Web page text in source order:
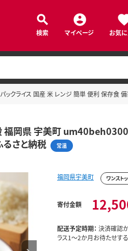
検索 マイページ お気
クライス 国産 米 レンジ 簡単 便利 保存食 備
福岡県 宇美町
るさと納税
常温
福岡県宇美町 ワンスト
寄付金額
配送予定時期： 決済確認
ラス1～2か月お待たせする